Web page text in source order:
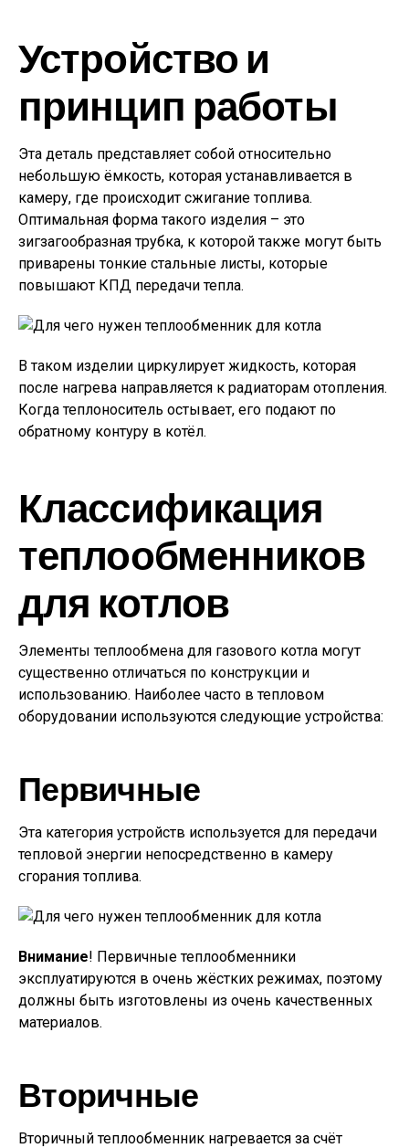
Устройство и
принцип работы
Эта деталь представляет собой относительно
небольшую ёмкость, которая устанавливается в
камеру, где происходит сжигание топлива.
Оптимальная форма такого изделия – это
зигзагообразная трубка, к которой также могут быть
приварены тонкие стальные листы, которые
повышают КПД передачи тепла.
В таком изделии циркулирует жидкость, которая
после нагрева направляется к радиаторам отопления.
Когда теплоноситель остывает, его подают по
обратному контуру в котёл.
Классификация
теплообменников
для котлов
Элементы теплообмена для газового котла могут
существенно отличаться по конструкции и
использованию. Наиболее часто в тепловом
оборудовании используются следующие устройства:
Первичные
Эта категория устройств используется для передачи
тепловой энергии непосредственно в камеру
сгорания топлива.
Внимание! Первичные теплообменники
эксплуатируются в очень жёстких режимах, поэтому
должны быть изготовлены из очень качественных
материалов.
Вторичные
Вторичный теплообменник нагревается за счёт